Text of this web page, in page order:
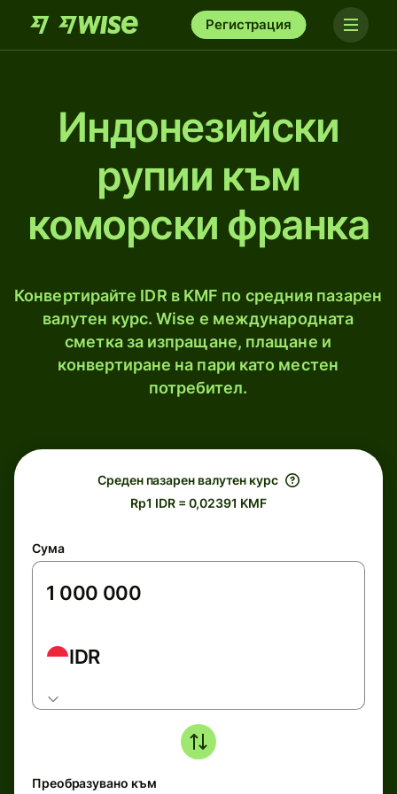
Регистрация
Индонезийски
рупии към
коморски франка
Конвертирайте IDR в KMF по средния пазарен
валутен курс. Wise е международната
сметка за изпращане, плащане и
конвертиране на пари като местен
потребител.
Среден пазарен валутен курс
Rp1 IDR = 0,02391 KMF
Сума
IDR
Преобразувано към